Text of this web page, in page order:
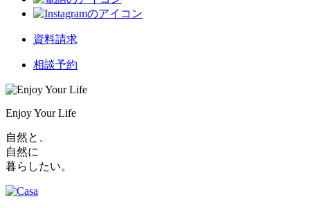
資料請求
相談予約
Enjoy Your Life
自然と、
自然に
暮らしたい。